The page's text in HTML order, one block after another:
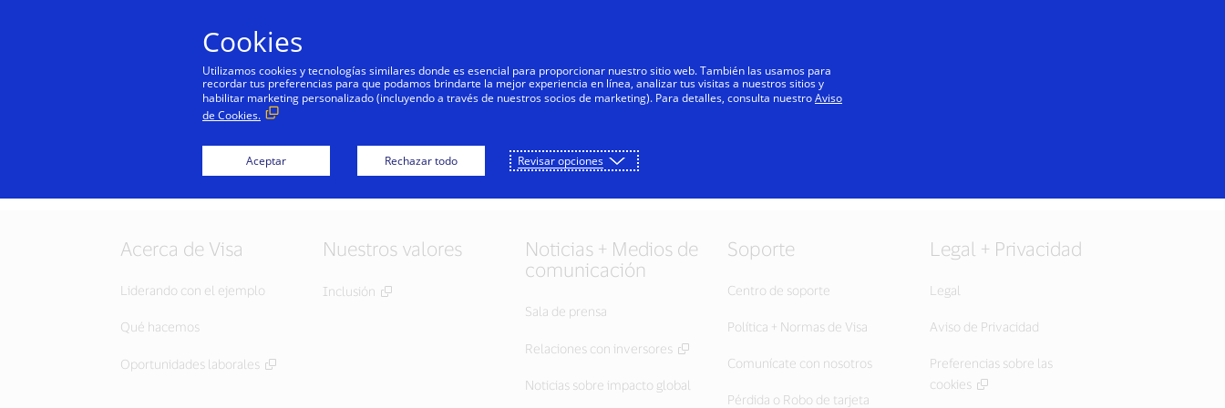
Personas Negocios Innovadores Todos
Acerca de Visa
Liderando con el ejemplo
Qué hacemos
Oportunidades laborales
Nuestros valores
Inclusión
Noticias + Medios de
comunicación
Sala de prensa
Relaciones con inversores
Noticias sobre impacto global
Soporte
Centro de soporte
Política + Normas de Visa
Comunícate con nosotros
Pérdida o Robo de tarjeta
Legal + Privacidad
Legal
Aviso de Privacidad
Preferencias sobre las
cookies
Cookies
Utilizamos cookies y tecnologías similares donde es esencial para proporcionar nuestro sitio web. También las usamos para
recordar tus preferencias para que podamos brindarte la mejor experiencia en línea, analizar tus visitas a nuestros sitios y
habilitar marketing personalizado (incluyendo a través de nuestros socios de marketing). Para detalles, consulta nuestroAviso
de Cookies.
Aceptar Rechazar todo Revisar opciones